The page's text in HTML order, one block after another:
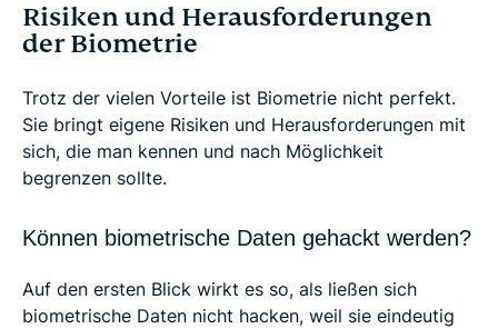
Risiken und Herausforderungen
der Biometrie
Trotz der vielen Vorteile ist Biometrie nicht perfekt.
Sie bringt eigene Risiken und Herausforderungen mit
sich, die man kennen und nach Möglichkeit
begrenzen sollte.
Können biometrische Daten gehackt werden?
Auf den ersten Blick wirkt es so, als ließen sich
biometrische Daten nicht hacken, weil sie eindeutig